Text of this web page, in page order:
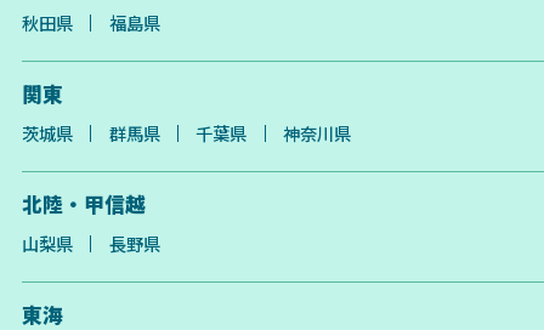
秋田県 福島県
関東
茨城県 群馬県 千葉県 神奈川県
北陸・甲信越
山梨県 長野県
東海